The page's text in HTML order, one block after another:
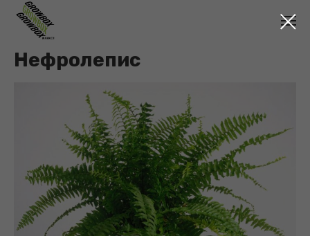
Нефролепис